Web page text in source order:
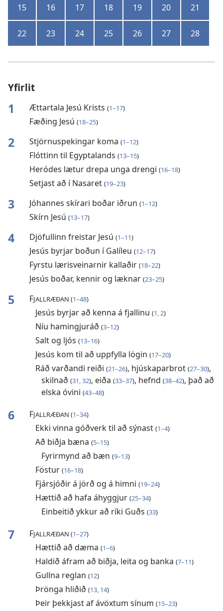
15 16 17 18 19 20 21
22 23 24 25 26 27 28
Yfirlit
1 Ættartala Jesú Krists (1–17)
Fæðing Jesú (18–25)
2 Stjörnuspekingar koma (1–12)
Flóttinn til Egyptalands (13–15)
Heródes lætur drepa unga drengi (16–18)
Setjast að í Nasaret (19–23)
3 Jóhannes skírari boðar iðrun (1–12)
Skírn Jesú (13–17)
4 Djöfullinn freistar Jesú (1–11)
Jesús byrjar boðun í Galíleu (12–17)
Fyrstu lærisveinarnir kallaðir (18–22)
Jesús boðar, kennir og læknar (23–25)
5 FJALLRÆÐAN (1–48)
Jesús byrjar að kenna á fjallinu (1, 2)
Níu hamingjuráð (3–12)
Salt og ljós (13–16)
Jesús kom til að uppfylla lögin (17–20)
Ráð varðandi reiði (21–26), hjúskaparbrot (27–30),
skilnað (31, 32), eiða (33–37), hefnd (38–42), það að
elska óvini (43–48)
6 FJALLRÆÐAN (1–34)
Ekki vinna góðverk til að sýnast (1–4)
Að biðja bæna (5–15)
Fyrirmynd að bæn (9–13)
Föstur (16–18)
Fjársjóðir á jörð og á himni (19–24)
Hættið að hafa áhyggjur (25–34)
Einbeitið ykkur að ríki Guðs (33)
7 FJALLRÆÐAN (1–27)
Hættið að dæma (1–6)
Haldið áfram að biðja, leita og banka (7–11)
Gullna reglan (12)
Þrönga hliðið (13, 14)
Þeir þekkjast af ávöxtum sínum (15–23)